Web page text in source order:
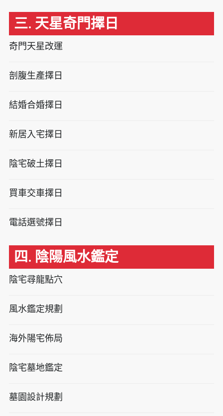
三. 天星奇門擇日
奇門天星改運
剖腹生產擇日
結婚合婚擇日
新居入宅擇日
陰宅破土擇日
買車交車擇日
電話選號擇日
四. 陰陽風水鑑定
陰宅尋龍點穴
風水鑑定規劃
海外陽宅佈局
陰宅墓地鑑定
墓園設計規劃